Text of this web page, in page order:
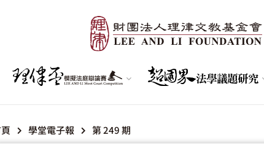
學堂電子報 第 249 期